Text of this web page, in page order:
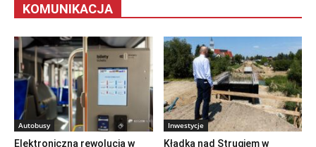
KOMUNIKACJA
Autobusy
Elektroniczna rewolucja w
Inwestycje
Kładka nad Strugiem w